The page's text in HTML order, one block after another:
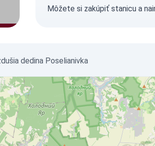
Môžete si zakúpiť stanicua
dedina Poselianivka